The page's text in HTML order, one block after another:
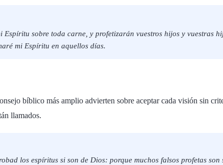
Espíritu sobre toda carne, y profetizarán vuestros hijos y vuestras
mi Espíritu en aquellos días.
bíblico más amplio advierten sobre aceptar cada visión sin
llamados.
los espíritus si son de Dios: porque muchos falsos profetas son